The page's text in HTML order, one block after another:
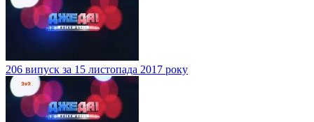
206 випуск за 15 листопада 2017 року